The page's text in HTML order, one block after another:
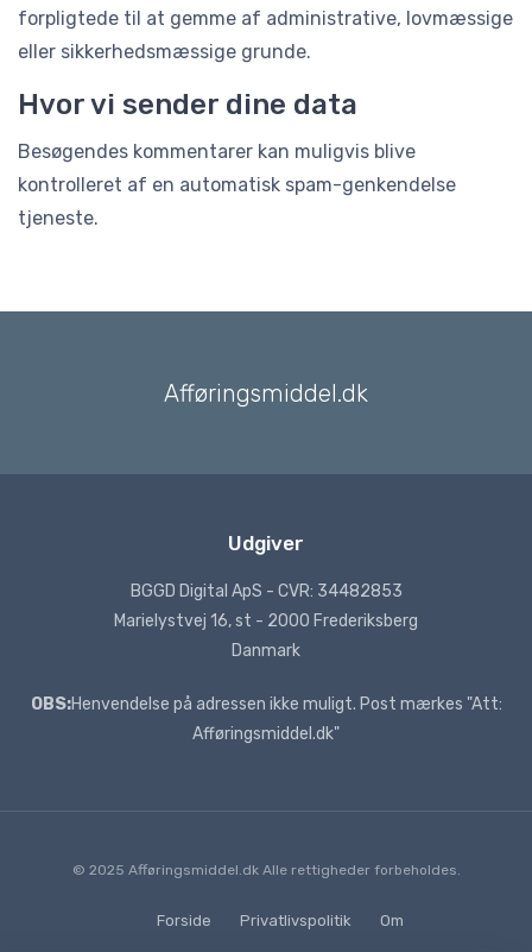
forpligtede til at gemme af administrative, lovmæssige
eller sikkerhedsmæssige grunde.
Hvor vi sender dine data
Besøgendes kommentarer kan muligvis blive
kontrolleret af en automatisk spam-genkendelse
tjeneste.
Afføringsmiddel.dk
Udgiver
BGGD Digital ApS - CVR: 34482853
Marielystvej 16, st - 2000 Frederiksberg
Danmark
OBS:Henvendelse på adressen ikke muligt. Post mærkes "Att:
Afføringsmiddel.dk"
© 2025 Afføringsmiddel.dk Alle rettigheder forbeholdes.
Forside Privatlivspolitik Om